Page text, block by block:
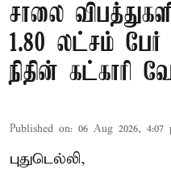
சாலை
1.80 லட்சம் பேர்
நிதின் கட்காரி
Published on: 06 Aug 2026, 4:07
புதுடெல்லி,